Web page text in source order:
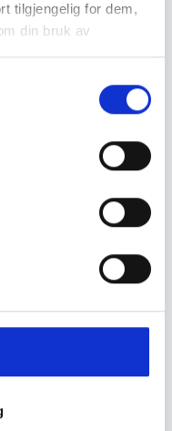
tilgjengelig for dem,
din bruk av
Canvas Belt